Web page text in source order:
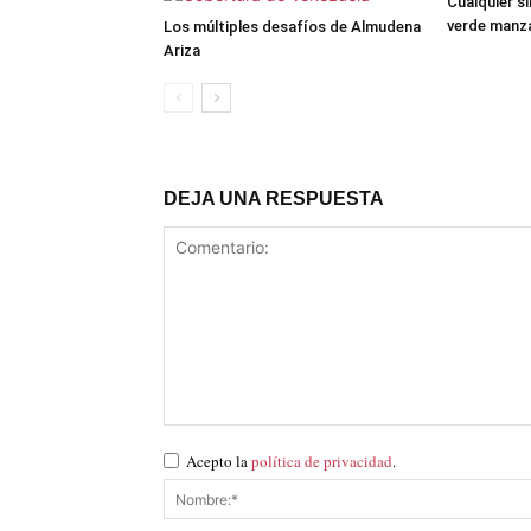
Los múltiples desafíos de Almudena
Ariza
verde
DEJA UNA RESPUESTA
Acepto lapolítica de privacidad.